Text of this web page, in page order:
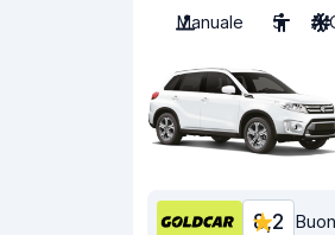
Manuale
5 A/
8,2